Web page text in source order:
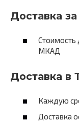
Доставка
Стоимость
МКАД
Доставка в
Каждую
Доставка